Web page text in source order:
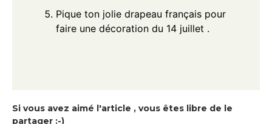
Pique ton jolie drapeau français pour
faire une décoration du 14 juillet .
Si vous avez aimé l'article , vous êtes libre de le
partager :-)